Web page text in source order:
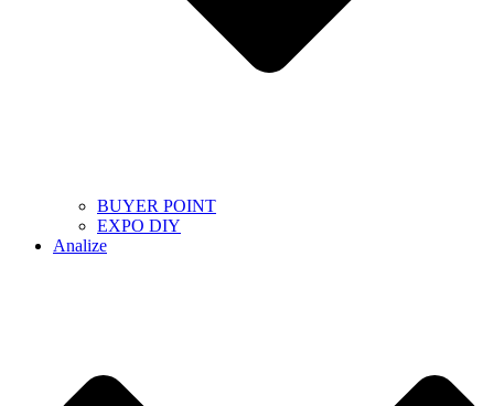
BUYER POINT
EXPO DIY
Analize